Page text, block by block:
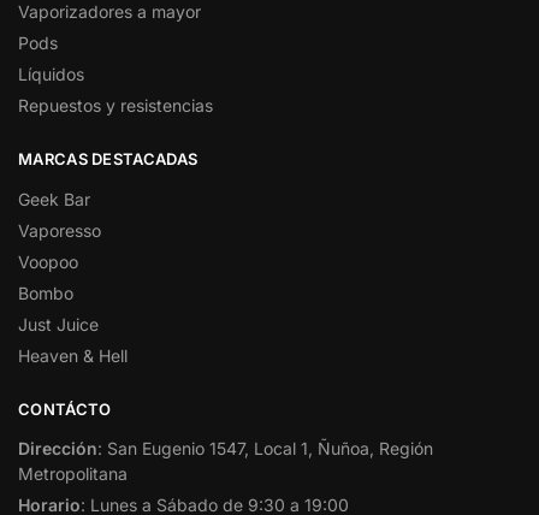
Vaporizadores a mayor
Pods
Líquidos
Repuestos y resistencias
MARCAS DESTACADAS
Geek Bar
Vaporesso
Voopoo
Bombo
Just Juice
Heaven & Hell
CONTÁCTO
Dirección: San Eugenio 1547, Local 1, Ñuñoa, Región
Metropolitana
Horario: Lunes a Sábado de 9:30 a 19:00